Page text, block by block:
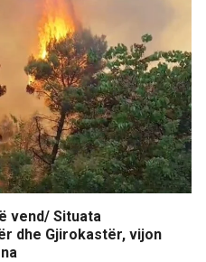
vend/ Situata
dhe Gjirokastër, vijon